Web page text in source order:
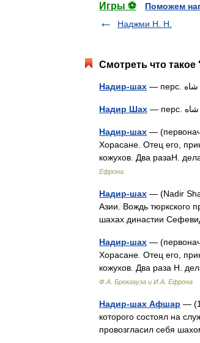
Игры ⚽
Поможем
Наджми Н. Н.
Смотреть что
Надир-шах
Надир Шах
Надир-шах —
Хорасане. Отец его,
кожухов. Два разаН.
Ефрона
Надир-шах — (Nadir
Азии. Вождь тюркского
шахах династии
Надир-шах —
Хорасане. Отец его,
кожухов. Два раза Н.
Ф.А. Брокгауза и И.А. Ефрона
Надир-шах Афшар —
которого состоял на
провозгласил себя